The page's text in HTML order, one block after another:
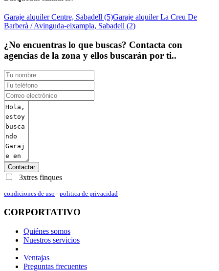
Garaje alquiler Centre, Sabadell (5)Garaje alquiler La Creu De
Barberà / Avinguda-eixampla, Sabadell (2)
¿No encuentras lo que buscas? Contacta con
agencias de la zona y ellos buscarán por ti..
Contactar
3xtres finques
condiciones de uso - politica de privacidad
CORPORTATIVO
Quiénes somos
Nuestros servicios
Ventajas
Preguntas frecuentes